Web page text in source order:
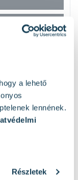
a lehető
lennének.
Részletek